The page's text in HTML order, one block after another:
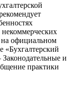
некоммерческих
официальном
Законодательные и
практики